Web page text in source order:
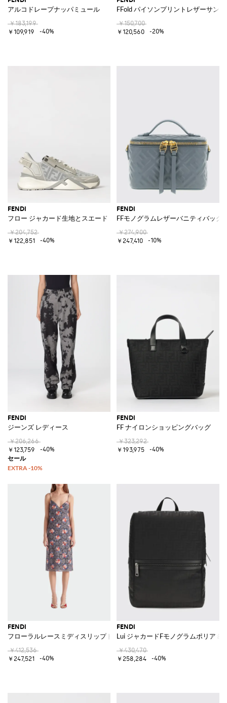
アルコドレープナッパミュール
￥183,199
￥109,919
-40%
FFold パイソンプリントレザーサン
￥150,700
￥120,560
-20%
FENDI
フロー ジャカード生地とスエード スニーカー
￥204,752
￥122,851
-40%
FENDI
FFモノグラムレザーバニティバッグ
￥274,900
￥247,410
-10%
FENDI
ジーンズ レディース
￥206,266
￥123,759
-40%
FENDI
FF ナイロンショッピングバッグ
￥323,292
￥193,975
-40%
FENDI
フローラルレースミディスリップドレス
￥412,536
￥247,521
-40%
FENDI
Lui ジャカードFモノグラムポリアミ
￥430,470
￥258,284
-40%